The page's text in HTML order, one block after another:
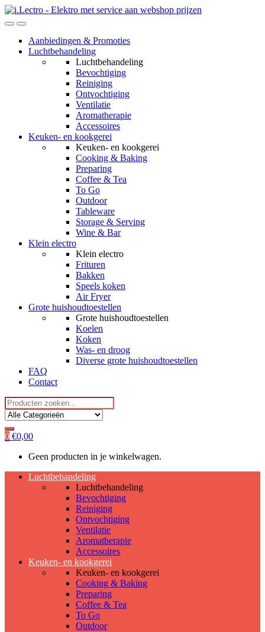
Skip
to
Skip
to
Aanbiedingen & Promoties
Luchtbehandeling
Luchtbehandeling
Bevochtiging
Reiniging
Ontvochtiging
Ventilatie
Aromatherapie
Accessoires
Keuken- en kookgerei
Keuken- en kookgerei
Cooking & Baking
Preparing
Coffee & Tea
To Go
Outdoor
Tableware
Storage & Serving
Wine & Bar
Klein electro
Klein electro
Frituren
Bakken
Speels koken
Air Fryer
Grote huishoudtoestellen
Grote huishoudtoestellen
Koelen
Koken
Was- en droog
Diverse grote huishoudtoestellen
FAQ
Contact
Search
for:
0 €0,00
Geen producten in je winkelwagen.
Luchtbehandeling
Luchtbehandeling
Bevochtiging
Reiniging
Ontvochtiging
Ventilatie
Aromatherapie
Accessoires
Keuken- en kookgerei
Keuken- en kookgerei
Cooking & Baking
Preparing
Coffee & Tea
To Go
Outdoor